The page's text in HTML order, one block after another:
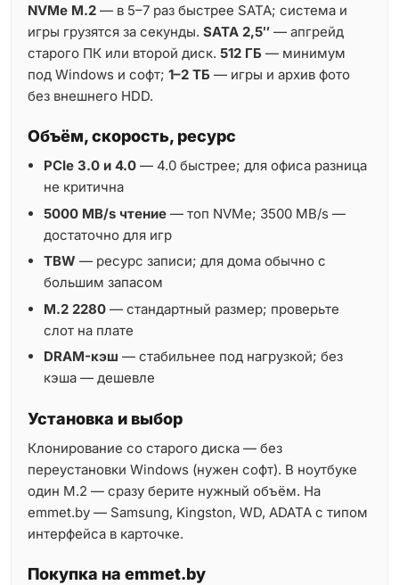
NVMe M.2 — в 5–7 раз быстрее SATA; система и
игры грузятся за секунды. SATA 2,5″ — апгрейд
старого ПК или второй диск. 512 ГБ — минимум
под Windows и софт; 1–2 ТБ — игры и архив фото
без внешнего HDD.
Объём, скорость, ресурс
PCIe 3.0 и 4.0 — 4.0 быстрее; для офиса разница
не критична
5000 MB/s чтение — топ NVMe; 3500 MB/s —
достаточно для игр
TBW — ресурс записи; для дома обычно с
большим запасом
M.2 2280 — стандартный размер; проверьте
слот на плате
DRAM-кэш — стабильнее под нагрузкой; без
кэша — дешевле
Установка и выбор
Клонирование со старого диска — без
переустановки Windows (нужен софт). В ноутбуке
один M.2 — сразу берите нужный объём. На
emmet.by — Samsung, Kingston, WD, ADATA с типом
интерфейса в карточке.
Покупка на emmet.by